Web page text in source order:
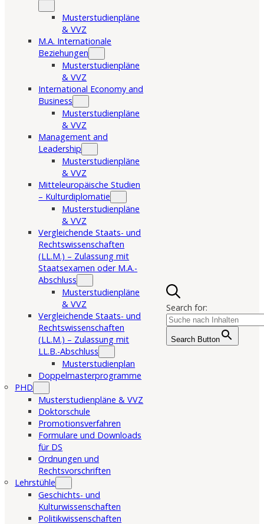
Musterstudienpläne
& VVZ
M.A. Internationale
Beziehungen
Musterstudienpläne
& VVZ
International Economy and
Business
Musterstudienpläne
& VVZ
Management and
Leadership
Musterstudienpläne
& VVZ
Mitteleuropäische Studien
– Kulturdiplomatie
Musterstudienpläne
& VVZ
Vergleichende Staats- und
Rechtswissenschaften
(LL.M.) – Zulassung mit
Staatsexamen oder M.A.-
Abschluss
Musterstudienpläne
& VVZ
Vergleichende Staats- und
Rechtswissenschaften
(LL.M.) – Zulassung mit
LL.B.-Abschluss
Musterstudienplan
Doppelmasterprogramme
PHD
Musterstudienpläne & VVZ
Doktorschule
Promotionsverfahren
Formulare und Downloads
für DS
Ordnungen und
Rechtsvorschriften
Lehrstühle
Geschichts- und
Kulturwissenschaften
Politikwissenschaften
Search for:
Search Button